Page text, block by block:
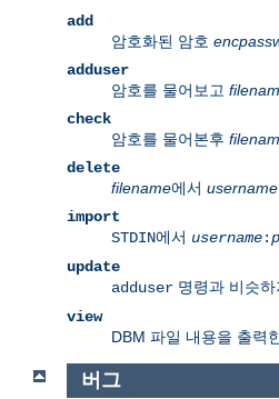
add
암호화된 암호
adduser
암호를 물어보고
check
암호를 물어본후
delete
filename에서 username
import
STDIN에서 username:
update
adduser 명령과 비슷하
view
DBM 파일 내용을 출력
버그